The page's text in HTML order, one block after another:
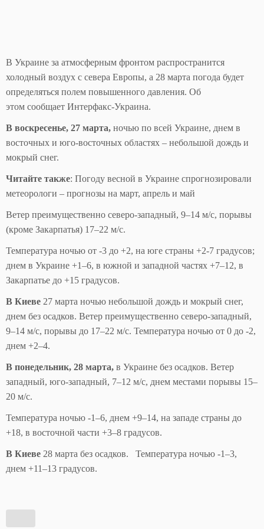
В Украине за атмосферным фронтом распространится
холодный воздух с севера Европы, а 28 марта погода будет
определяться полем повышенного давления. Об
этом сообщает Интерфакс-Украина.
В воскресенье, 27 марта, ночью по всей Украине, днем в
восточных и юго-восточных областях – небольшой дождь и
мокрый снег.
Читайте также: Погоду весной в Украине спрогнозировали
метеорологи – прогнозы на март, апрель и май
Ветер преимущественно северо-западный, 9–14 м/с, порывы
(кроме Закарпатья) 17–22 м/с.
Температура ночью от -3 до +2, на юге страны +2-7 градусов;
днем в Украине +1–6, в южной и западной частях +7–12, в
Закарпатье до +15 градусов.
В Киеве 27 марта ночью небольшой дождь и мокрый снег,
днем без осадков. Ветер преимущественно северо-западный,
9–14 м/с, порывы до 17–22 м/с. Температура ночью от 0 до -2,
днем +2–4.
В понедельник, 28 марта, в Украине без осадков. Ветер
западный, юго-западный, 7–12 м/с, днем местами порывы 15–
20 м/с.
Температура ночью -1–6, днем +9–14, на западе страны до
+18, в восточной части +3–8 градусов.
В Киеве 28 марта без осадков. Температура ночью -1–3,
днем +11–13 градусов.